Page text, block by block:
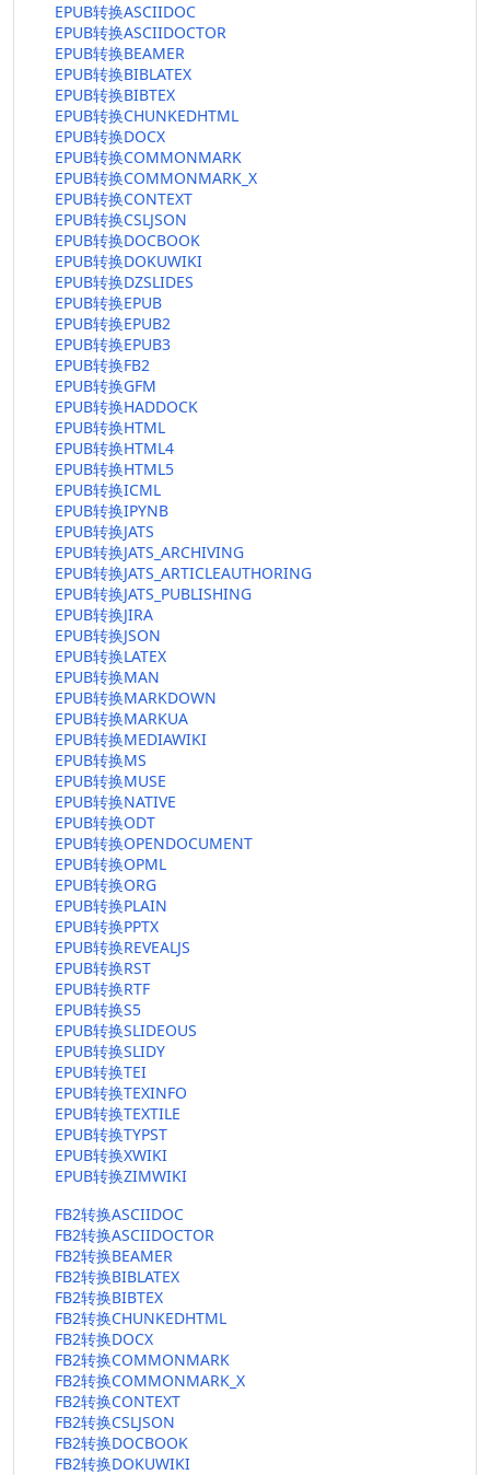
EPUB转换ASCIIDOC
EPUB转换ASCIIDOCTOR
EPUB转换BEAMER
EPUB转换BIBLATEX
EPUB转换BIBTEX
EPUB转换CHUNKEDHTML
EPUB转换DOCX
EPUB转换COMMONMARK
EPUB转换COMMONMARK_X
EPUB转换CONTEXT
EPUB转换CSLJSON
EPUB转换DOCBOOK
EPUB转换DOKUWIKI
EPUB转换DZSLIDES
EPUB转换EPUB
EPUB转换EPUB2
EPUB转换EPUB3
EPUB转换FB2
EPUB转换GFM
EPUB转换HADDOCK
EPUB转换HTML
EPUB转换HTML4
EPUB转换HTML5
EPUB转换ICML
EPUB转换IPYNB
EPUB转换JATS
EPUB转换JATS_ARCHIVING
EPUB转换JATS_ARTICLEAUTHORING
EPUB转换JATS_PUBLISHING
EPUB转换JIRA
EPUB转换JSON
EPUB转换LATEX
EPUB转换MAN
EPUB转换MARKDOWN
EPUB转换MARKUA
EPUB转换MEDIAWIKI
EPUB转换MS
EPUB转换MUSE
EPUB转换NATIVE
EPUB转换ODT
EPUB转换OPENDOCUMENT
EPUB转换OPML
EPUB转换ORG
EPUB转换PLAIN
EPUB转换PPTX
EPUB转换REVEALJS
EPUB转换RST
EPUB转换RTF
EPUB转换S5
EPUB转换SLIDEOUS
EPUB转换SLIDY
EPUB转换TEI
EPUB转换TEXINFO
EPUB转换TEXTILE
EPUB转换TYPST
EPUB转换XWIKI
EPUB转换ZIMWIKI
FB2转换ASCIIDOC
FB2转换ASCIIDOCTOR
FB2转换BEAMER
FB2转换BIBLATEX
FB2转换BIBTEX
FB2转换CHUNKEDHTML
FB2转换DOCX
FB2转换COMMONMARK
FB2转换COMMONMARK_X
FB2转换CONTEXT
FB2转换CSLJSON
FB2转换DOCBOOK
FB2转换DOKUWIKI